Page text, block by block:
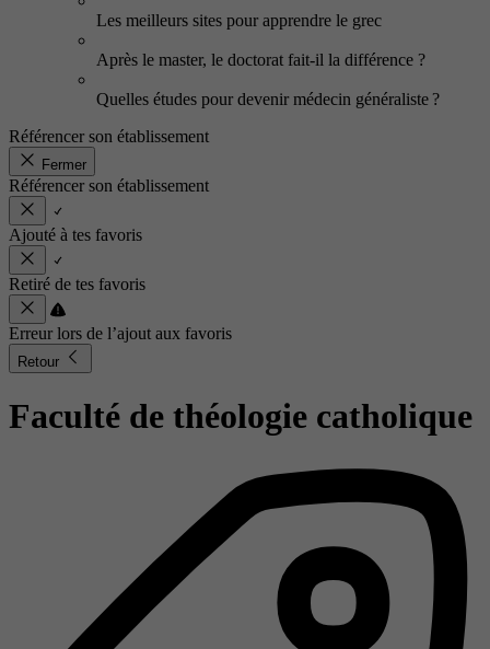
Les meilleurs sites pour apprendre le grec
Après le master, le doctorat fait-il la différence ?
Quelles études pour devenir médecin généraliste ?
Référencer son établissement
Fermer
Référencer son établissement
Ajouté à tes favoris
Retiré de tes favoris
Erreur lors de l’ajout aux favoris
Retour
Faculté de théologie catholique